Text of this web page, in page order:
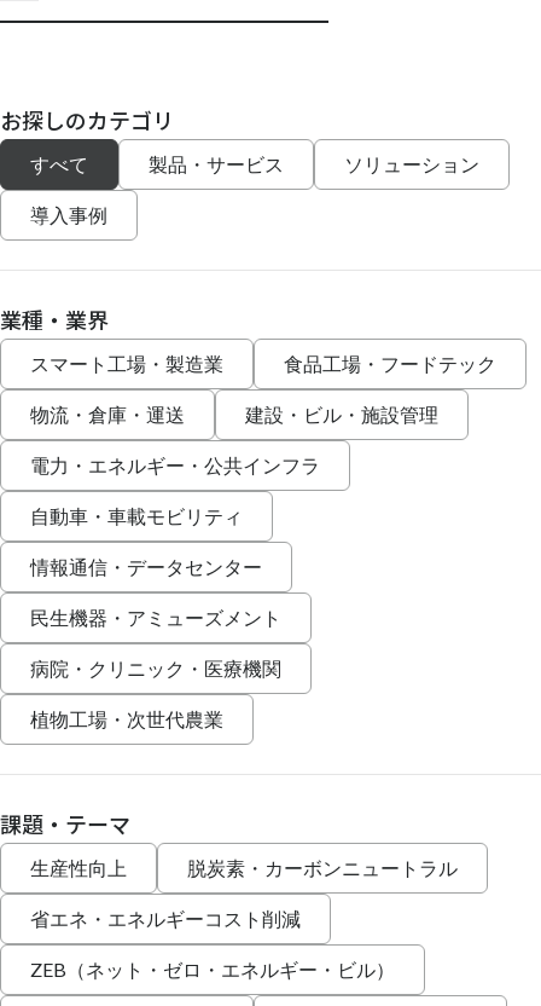
お探しのカテゴリ
すべて 製品・サービス ソリューション
導入事例
業種・業界
スマート工場・製造業 食品工場・フードテック
物流・倉庫・運送 建設・ビル・施設管理
電力・エネルギー・公共インフラ
自動車・車載モビリティ
情報通信・データセンター
民生機器・アミューズメント
病院・クリニック・医療機関
植物工場・次世代農業
課題・テーマ
生産性向上 脱炭素・カーボンニュートラル
省エネ・エネルギーコスト削減
ZEB（ネット・ゼロ・エネルギー・ビル）